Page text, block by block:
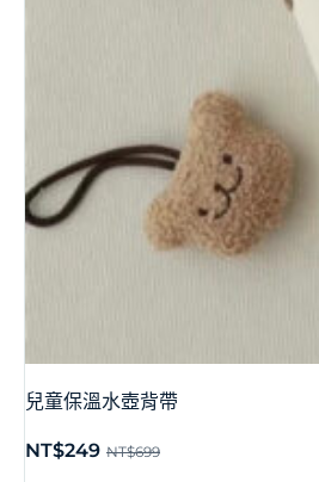
兒童保溫水壺背帶
NT$699
NT$249